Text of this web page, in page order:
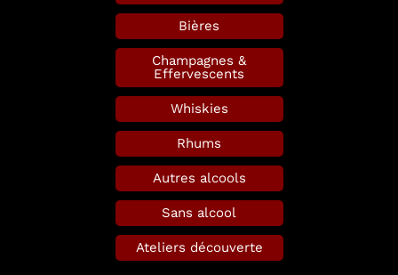
Bières
Champagnes &
Effervescents
Whiskies
Rhums
Autres alcools
Sans alcool
Ateliers découverte